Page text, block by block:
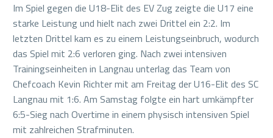
Im Spiel gegen die U18-Elit des EV Zug zeigte die U17 eine
starke Leistung und hielt nach zwei Drittel ein 2:2. Im
letzten Drittel kam es zu einem Leistungseinbruch, wodurch
das Spiel mit 2:6 verloren ging. Nach zwei intensiven
Trainingseinheiten in Langnau unterlag das Team von
Chefcoach Kevin Richter mit am Freitag der U16-Elit des SC
Langnau mit 1:6. Am Samstag folgte ein hart umkämpfter
6:5-Sieg nach Overtime in einem physisch intensiven Spiel
mit zahlreichen Strafminuten.